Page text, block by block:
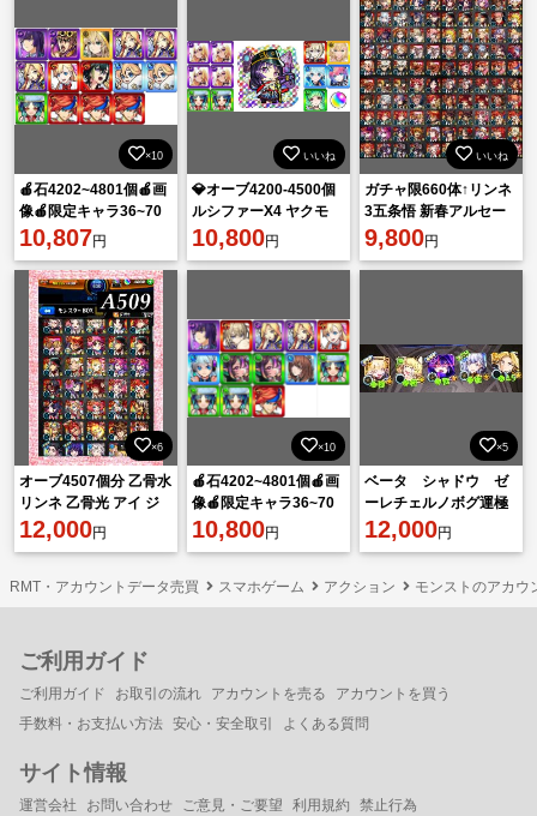
×10
🍎石4202~4801個🍎画
像🍎限定キャラ36~70
体🍎ランダム星5星
6*152~212体
10,807円
いいね
💎オーブ4200-4500個
ルシファーX4 ヤクモ
X2 マサムネ エル ネオ
久遠 アガスティア
10,800円
いいね
ガチャ限660体↑リンネ
3五条悟 新春アルセー
ヌ2ソロモン2アルセー
ヌ2ミライ3ネオ7新春
9,800円
×6
オーブ4507個分 乙骨水
リンネ 乙骨光 アイ ジ
ュゲム アルセーヌ グリ
ム兄弟α マサムネ
12,000円
×10
🍎石4202~4801個🍎画
像🍎限定キャラ36~70
体🍎ランダム星5星
6*152~212体
10,800円
×5
ベータ シャドウ ゼ
ーレチェルノボグ運極
12,000円
RMT・アカウントデータ売買 スマホゲーム アクション モンストのアカウ
ご利用ガイド
ご利用ガイド お取引の流れ アカウントを売る
アカウントを買う
手数料・お支払い方法 安心・安全取引 よくある質問
サイト情報
運営会社 お問い合わせ ご意見・ご要望 利用規約 禁止行為